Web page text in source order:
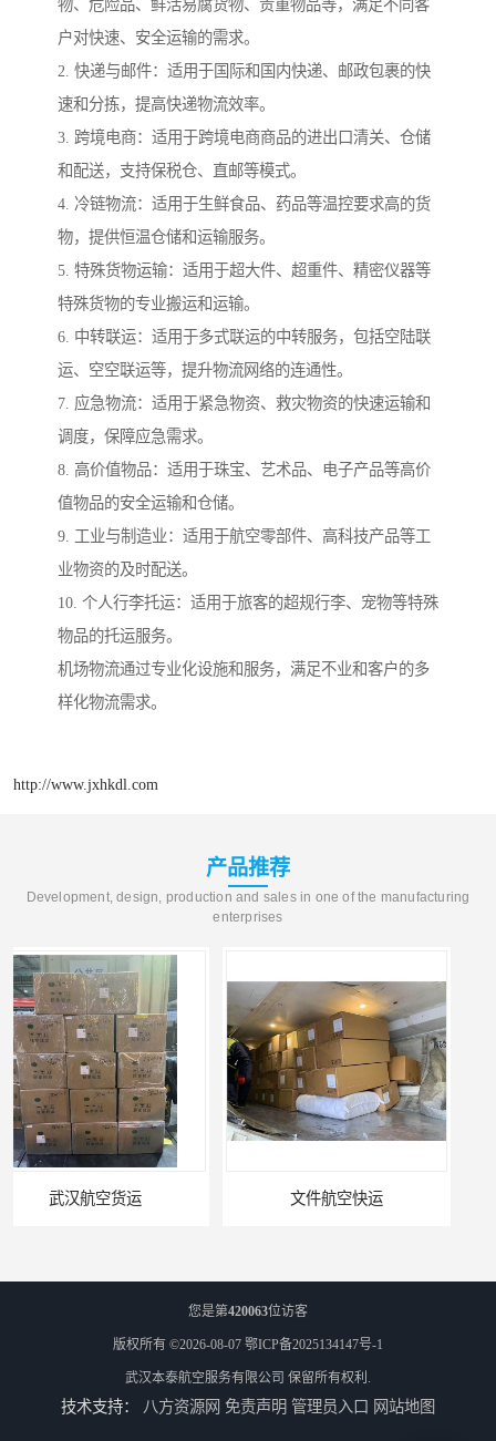
物、危险品、鲜活易腐货物、贵重物品等，满足不同客
户对快速、安全运输的需求。
2. 快递与邮件：适用于国际和国内快递、邮政包裹的快
速和分拣，提高快递物流效率。
3. 跨境电商：适用于跨境电商商品的进出口清关、仓储
和配送，支持保税仓、直邮等模式。
4. 冷链物流：适用于生鲜食品、药品等温控要求高的货
物，提供恒温仓储和运输服务。
5. 特殊货物运输：适用于超大件、超重件、精密仪器等
特殊货物的专业搬运和运输。
6. 中转联运：适用于多式联运的中转服务，包括空陆联
运、空空联运等，提升物流网络的连通性。
7. 应急物流：适用于紧急物资、救灾物资的快速运输和
调度，保障应急需求。
8. 高价值物品：适用于珠宝、艺术品、电子产品等高价
值物品的安全运输和仓储。
9. 工业与制造业：适用于航空零部件、高科技产品等工
业物资的及时配送。
10. 个人行李托运：适用于旅客的超规行李、宠物等特殊
物品的托运服务。
机场物流通过专业化设施和服务，满足不业和客户的多
样化物流需求。
http://www.jxhkdl.com
产品推荐
Development, design, production and sales in one of the manufacturing
enterprises
文件航空快运 专业空运公司
您是第420063位访客
版权所有 ©2026-08-07 鄂ICP备2025134147号-1
武汉本泰航空服务有限公司 保留所有权利.
技术支持： 八方资源网 免责声明 管理员入口 网站地图